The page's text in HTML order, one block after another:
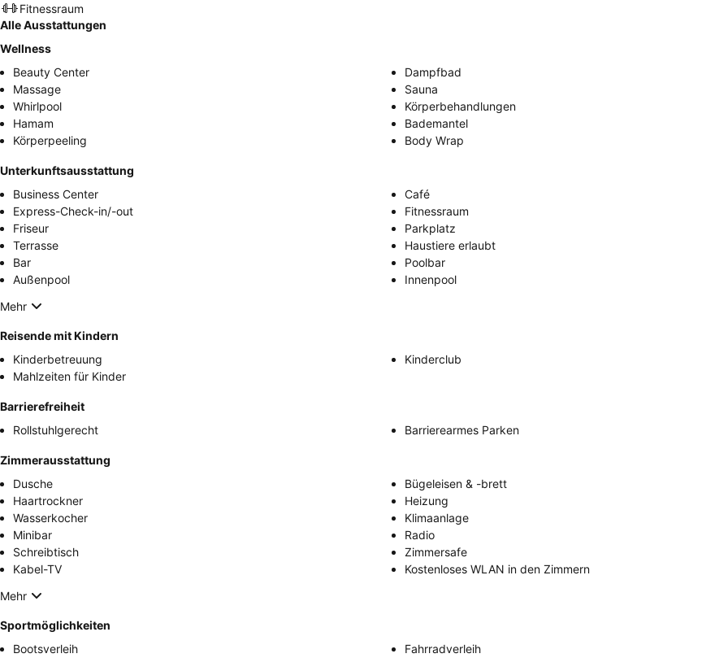
Fitnessraum
Alle Ausstattungen
Wellness
Beauty Center
Dampfbad
Massage
Sauna
Whirlpool
Körperbehandlungen
Hamam
Bademantel
Körperpeeling
Body Wrap
Unterkunftsausstattung
Business Center
Café
Express-Check-in/-out
Fitnessraum
Friseur
Parkplatz
Terrasse
Haustiere erlaubt
Bar
Poolbar
Außenpool
Innenpool
Mehr
Reisende mit Kindern
Kinderbetreuung
Kinderclub
Mahlzeiten für Kinder
Barrierefreiheit
Rollstuhlgerecht
Barrierearmes Parken
Zimmerausstattung
Dusche
Bügeleisen & -brett
Haartrockner
Heizung
Wasserkocher
Klimaanlage
Minibar
Radio
Schreibtisch
Zimmersafe
Kabel-TV
Kostenloses WLAN in den Zimmern
Mehr
Sportmöglichkeiten
Bootsverleih
Fahrradverleih